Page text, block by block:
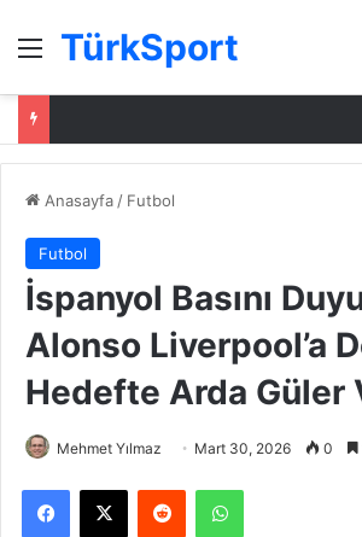
Menü
TürkSport
Anasayfa / Futbol
Futbol
İspanyol Basını
Alonso Liverpool’a
Hedefte Arda Güler
Mehmet Yılmaz Mart 30, 2026 0
Facebook
X Reddit WhatsApp